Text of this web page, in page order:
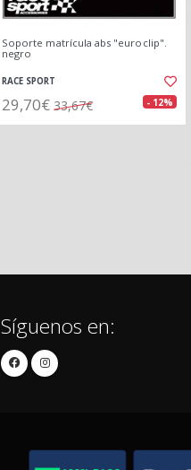
Soporte matrícula abs "euroclip".
negro
RACE SPORT
29,70€ 33,67€ - 12%
Síguenos en: